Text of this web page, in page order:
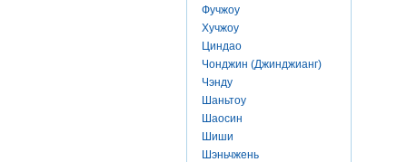
Фучжоу
Хучжоу
Циндао
Чонджин (Джинджианг)
Чэнду
Шаньтоу
Шаосин
Шиши
Шэньчжень